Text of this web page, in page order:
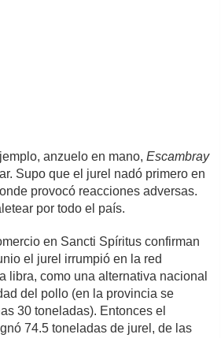
anzuelo en mano,Escambray
Supo que el jurel nadó primero en
provocó reacciones adversas.
por todo el país.
en Sancti Spíritus confirman
el jurel irrumpió en la red
libra, como una alternativa nacional
del pollo (en la provincia se
30 toneladas). Entonces el
74.5 toneladas de jurel, de las